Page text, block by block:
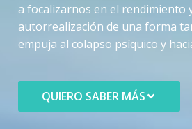
a focalizarnos en el rendimiento
autorrealización de una forma
empuja al colapso psíquico y
QUIERO SABER MÁS